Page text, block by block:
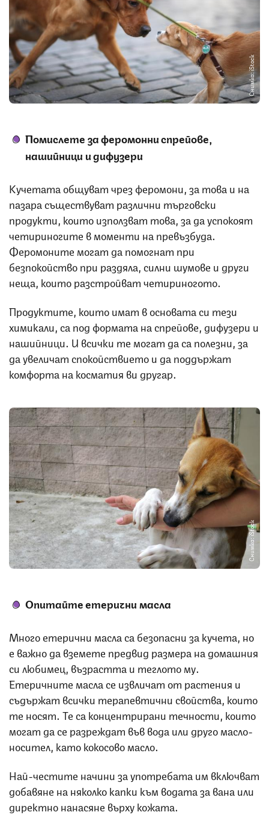
Снимка: iStock
Помислете за феромонни спрейове,
нашийници и дифузери
Кучетата общуват чрез феромони, за това и на
пазара съществуват различни търговски
продукти, които използват това, за да успокоят
четириногите в моменти на превъзбуда.
Феромоните могат да помогнат при
безпокойство при раздяла, силни шумове и други
неща, които разстройват четириногото.
Продуктите, които имат в основата си тези
химикали, са под формата на спрейове, дифузери и
нашийници. И всички те могат да са полезни, за
да увеличат спокойствието и да поддържат
комфорта на косматия ви другар.
Снимка: iStock
Опитайте етерични масла
Много етерични масла са безопасни за кучета, но
е важно да вземете предвид размера на домашния
си любимец, възрастта и теглото му.
Етеричните масла се извличат от растения и
съдържат всички терапевтични свойства, които
те носят. Те са концентрирани течности, които
могат да се разреждат във вода или друго масло-
носител, като кокосово масло.
Най-честите начини за употребата им включват
добавяне на няколко капки към водата за вана или
директно нанасяне върху кожата.